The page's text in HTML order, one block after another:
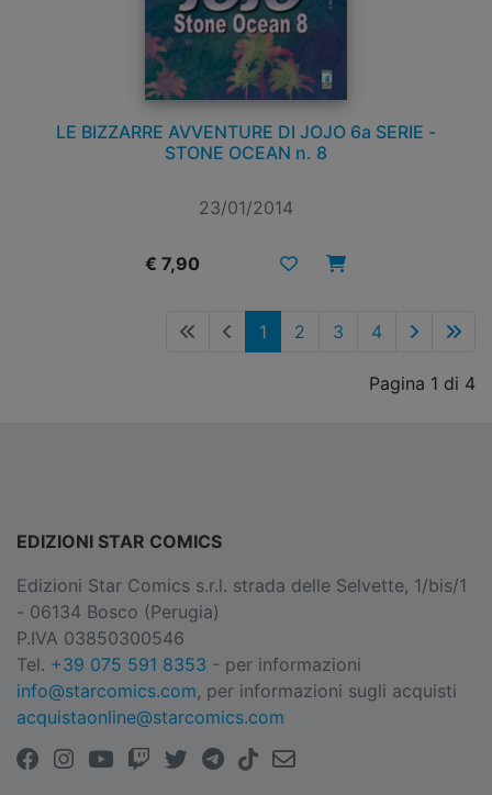
LE BIZZARRE AVVENTURE DI JOJO 6a SERIE -
STONE OCEAN n. 8
23/01/2014
€ 7,90
1 2 3 4
Pagina 1 di 4
EDIZIONI STAR COMICS
Edizioni Star Comics s.r.l. strada delle Selvette, 1/bis/1
- 06134 Bosco (Perugia)
P.IVA 03850300546
Tel. +39 075 591 8353 - per informazioni
info@starcomics.com, per informazioni sugli acquisti
acquistaonline@starcomics.com